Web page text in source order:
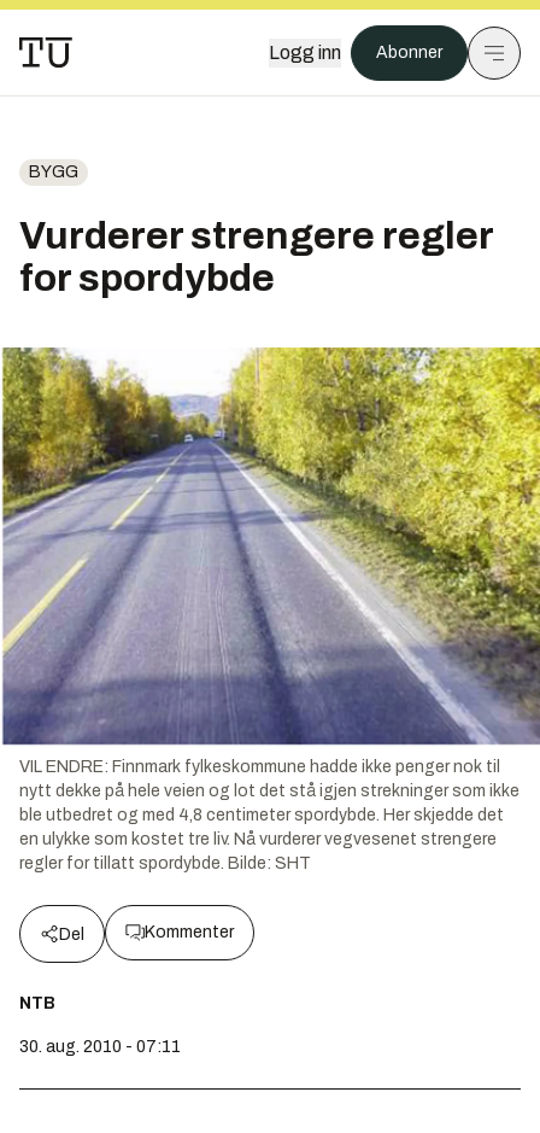
Logg inn Abonner
BYGG
Vurderer strengere regler
for spordybde
VIL ENDRE: Finnmark fylkeskommune hadde ikke penger nok til
nytt dekke på hele veien og lot det stå igjen strekninger som ikke
ble utbedret og med 4,8 centimeter spordybde. Her skjedde det
en ulykke som kostet tre liv. Nå vurderer vegvesenet strengere
regler for tillatt spordybde. Bilde: SHT
Del Kommenter
NTB
30. aug. 2010 - 07:11